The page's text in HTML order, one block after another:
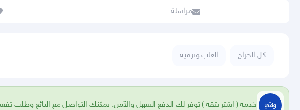
مراسلة
كل الحراج العاب وترفيه
خدمة ( اشتر بثقة ) توفر لك الدفع السهل والآمن. يمكنك التواصل مع البائع وطلب